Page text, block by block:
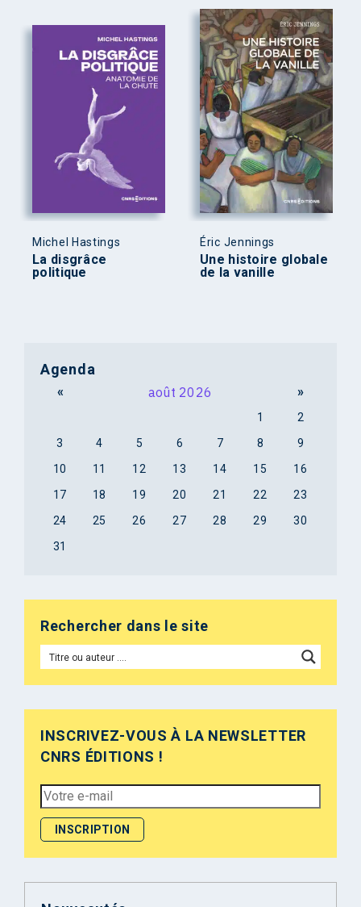
Michel Hastings
La disgrâce
politique
Éric Jennings
Une histoire globale
de la vanille
Agenda
« août 2026 »
1
2
3
4 5 6 7 8
9
10
11 12 13 14 15
16
17
18 19 20 21 22
23
24
25 26 27 28 29
30
31
Rechercher dans le site
INSCRIVEZ-VOUS À LA NEWSLETTER
CNRS ÉDITIONS !